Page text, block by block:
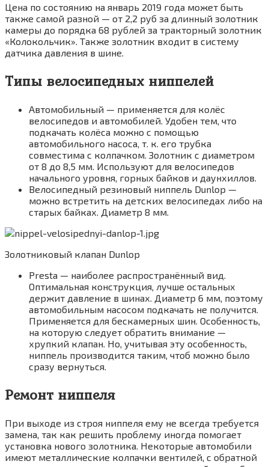
Цена по состоянию на январь 2019 года может быть
также самой разной — от 2,2 руб за длинный золотник
камеры до порядка 68 рублей за тракторный золотник
«Колокольчик». Также золотник входит в систему
датчика давления в шине.
Типы велосипедных ниппелей
Автомобильный — применяется для колёс
велосипедов и автомобилей. Удобен тем, что
подкачать колёса можно с помощью
автомобильного насоса, т. к. его трубка
совместима с колпачком. Золотник с диаметром
от 8 до 8,5 мм. Используют для велосипедов
начального уровня, горных байков и даунхиллов.
Велосипедный резиновый ниппель Dunlop —
можно встретить на детских велосипедах либо на
старых байках. Диаметр 8 мм.
Золотниковый клапан Dunlop
Presta — наиболее распространённый вид.
Оптимальная конструкция, лучше остальных
держит давление в шинах. Диаметр 6 мм, поэтому
автомобильным насосом подкачать не получится.
Применяется для бескамерных шин. Особенность,
на которую следует обратить внимание —
хрупкий клапан. Но, учитывая эту особенность,
ниппель производится таким, чтоб можно было
сразу вернуться.
Ремонт ниппеля
При выходе из строя ниппеля ему не всегда требуется
замена, так как решить проблему иногда помогает
установка нового золотника. Некоторые автомобили
имеют металлические колпачки вентилей, с обратной